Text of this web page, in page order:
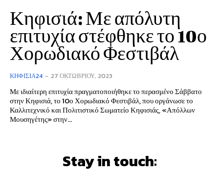
Κηφισιά: Με απόλυτη
επιτυχία στέφθηκε το 10ο
Χορωδιακό Φεστιβάλ
ΚΗΦΙΣΙΆ24 - 27 ΟΚΤΩΒΡΊΟΥ, 2023
Με ιδιαίτερη επιτυχία πραγματοποιήθηκε το περασμένο Σάββατο
στην Κηφισιά, το 10ο Χορωδιακό Φεστιβάλ, που οργάνωσε το
Καλλιτεχνικό και Πολιτιστικό Σωματείο Κηφισιάς, «Απόλλων
Μουσηγέτης» στην...
Stay in touch: